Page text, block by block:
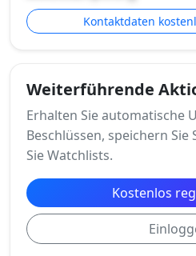
Kontaktdaten
Weiterführende
Erhalten Sie automatische
Beschlüssen, speichern
Sie Watchlists.
Kostenlos